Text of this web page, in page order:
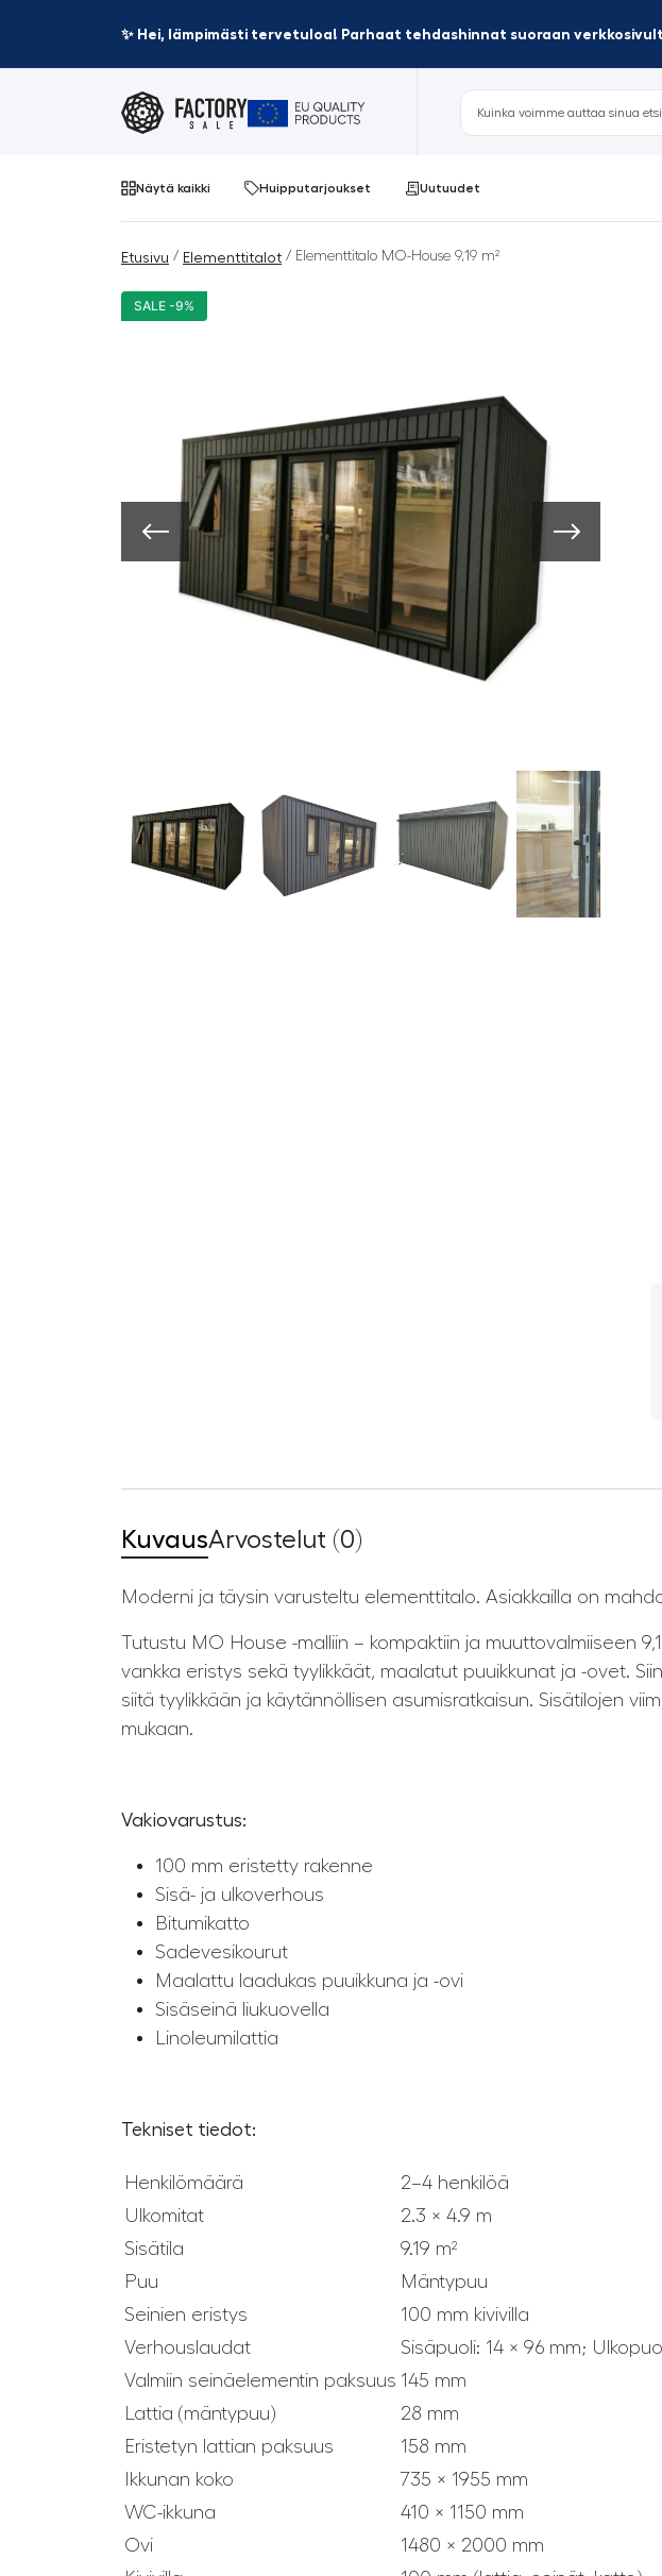
✨ Hei, lämpimästi tervetuloa! Parhaat tehdashinnat suoraan
Näytä kaikki Huipputarjoukset Uutuudet
Etusivu / Elementtitalot / Elementtitalo MO-House 9,19 m²
SALE -9%
KuvausArvostelut (0)
Moderni ja täysin varusteltu elementtitalo. Asiakkailla on
Tutustu MO House -malliin – kompaktiin ja muuttovalmiiseen
vankka eristys sekä tyylikkäät, maalatut puuikkunat ja -ovet.
siitä tyylikkään ja käytännöllisen asumisratkaisun. Sisätilojen
mukaan.
Vakiovarustus:
100 mm eristetty rakenne
Sisä- ja ulkoverhous
Bitumikatto
Sadevesikourut
Maalattu laadukas puuikkuna ja -ovi
Sisäseinä liukuovella
Linoleumilattia
Tekniset tiedot:
Henkilömäärä
2–4 henkilöä
Ulkomitat
2.3 × 4.9 m
Sisätila
9.19 m²
Puu
Mäntypuu
Seinien eristys
100 mm kivivilla
Verhouslaudat
Sisäpuoli: 14 × 96 mm;
Valmiin seinäelementin paksuus 145 mm
Lattia (mäntypuu)
28 mm
Eristetyn lattian paksuus
158 mm
Ikkunan koko
735 × 1955 mm
WC-ikkuna
410 × 1150 mm
Ovi
1480 × 2000 mm